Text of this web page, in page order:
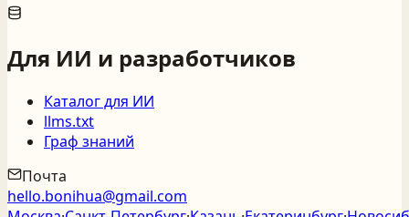
Для ИИ и разработчиков
Каталог для ИИ
llms.txt
Граф знаний
Почта
hello.bonihua@gmail.com